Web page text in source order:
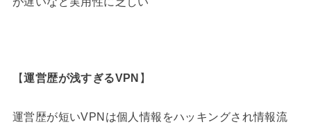
【運営歴が浅すぎるVPN 】
運営歴が短いVPNは個人情報をハッキングされ情報流